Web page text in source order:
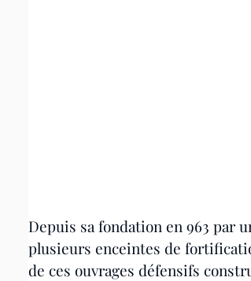
Depuis sa fondation en 963 par
plusieurs enceintes de
de ces ouvrages défensifs